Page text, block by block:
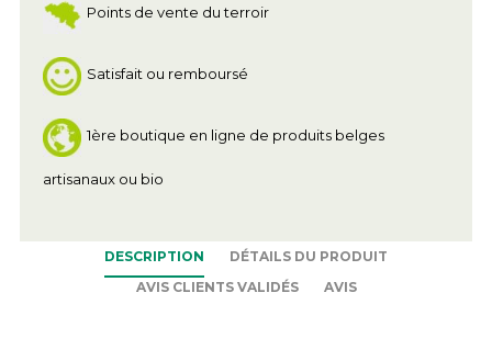
Points de vente du terroir
Satisfait ou remboursé
1ère boutique en ligne de produits belges
artisanaux ou bio
DESCRIPTION
DÉTAILS DU PRODUIT
AVIS CLIENTS VALIDÉS
AVIS